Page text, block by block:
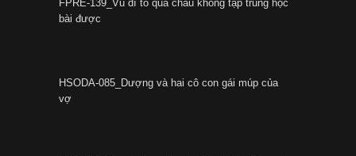
FPRE-139_Vú dì to quá cháu không tập trung học
bài được
HSODA-085_Dượng và hai cô con gái múp của
vợ